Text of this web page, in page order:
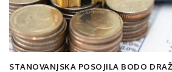
STANOVANJSKA POSOJILA BODO